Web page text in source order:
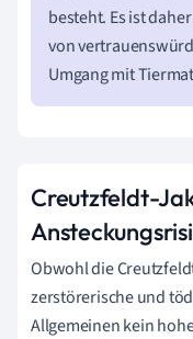
besteht. Es ist
von
Umgang mit
Creutzfeldt-
Obwohl die
zerstörerische und
Allgemeinen kein